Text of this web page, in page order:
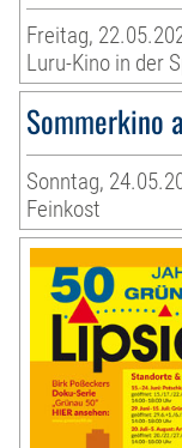
Freitag,
Luru-Kino in der
Sommerkino
Sonntag,
Feinkost